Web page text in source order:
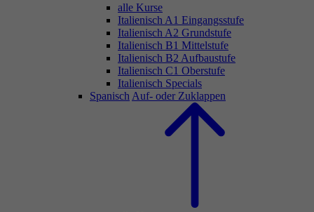
alle Kurse
Italienisch A1 Eingangsstufe
Italienisch A2 Grundstufe
Italienisch B1 Mittelstufe
Italienisch B2 Aufbaustufe
Italienisch C1 Oberstufe
Italienisch Specials
Spanisch Auf- oder Zuklappen